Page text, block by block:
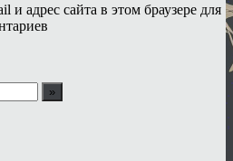
и адрес сайта в этом браузере для